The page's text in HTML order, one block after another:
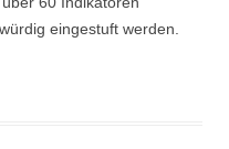
eingestuft werden.